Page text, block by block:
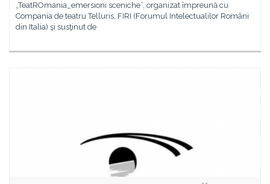
„TeatROmania_emersioni sceniche”, organizat împreună cu
Compania de teatru Telluris, FIRI (Forumul Intelectualilor Români
din Italia) şi susţinut de